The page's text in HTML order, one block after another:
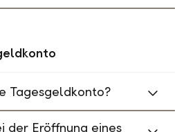
Tagesgeldkonto?
der Eröffnung eines